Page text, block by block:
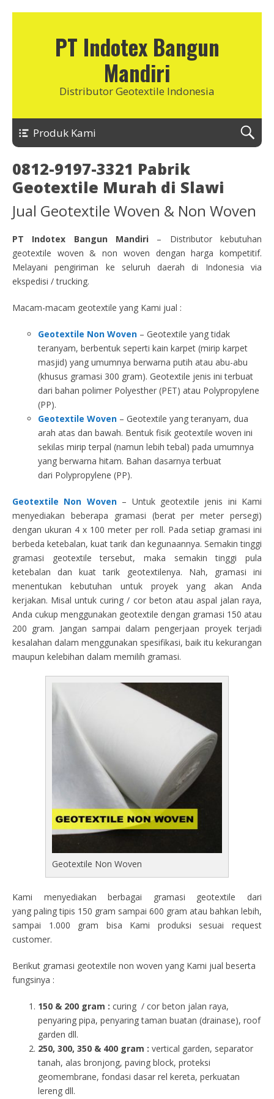
PT Indotex Bangun
Mandiri
Distributor Geotextile Indonesia
Produk Kami
0812-9197-3321 Pabrik
Geotextile Murah di Slawi
Jual Geotextile Woven & Non Woven
PT Indotex Bangun Mandiri – Distributor kebutuhan
geotextile woven & non woven dengan harga kompetitif.
Melayani pengiriman ke seluruh daerah di Indonesia via
ekspedisi / trucking.
Macam-macam geotextile yang Kami jual :
Geotextile Non Woven – Geotextile yang tidak
teranyam, berbentuk seperti kain karpet (mirip karpet
masjid) yang umumnya berwarna putih atau abu-abu
(khusus gramasi 300 gram). Geotextile jenis ini terbuat
dari bahan polimer Polyesther (PET) atau Polypropylene
(PP).
Geotextile Woven – Geotextile yang teranyam, dua
arah atas dan bawah. Bentuk fisik geotextile woven ini
sekilas mirip terpal (namun lebih tebal) pada umumnya
yang berwarna hitam. Bahan dasarnya terbuat
dari Polypropylene (PP).
Geotextile Non Woven– Untuk geotextile jenis ini Kami
menyediakan beberapa gramasi (berat per meter persegi)
dengan ukuran 4 x 100 meter per roll. Pada setiap gramasi ini
berbeda ketebalan, kuat tarik dan kegunaannya. Semakin tinggi
gramasi geotextile tersebut, maka semakin tinggi pula
ketebalan dan kuat tarik geotextilenya. Nah, gramasi ini
menentukan kebutuhan untuk proyek yang akan Anda
kerjakan. Misal untuk curing / cor beton atau aspal jalan raya,
Anda cukup menggunakan geotextile dengan gramasi 150 atau
200 gram. Jangan sampai dalam pengerjaan proyek terjadi
kesalahan dalam menggunakan spesifikasi, baik itu kekurangan
maupun kelebihan dalam memilih gramasi.
Geotextile Non Woven
Kami menyediakan berbagai gramasi geotextile dari
yang paling tipis 150 gram sampai 600 gram atau bahkan lebih,
sampai 1.000 gram bisa Kami produksi sesuai request
customer.
Berikut gramasi geotextile non woven yang Kami jual beserta
fungsinya :
150 & 200 gram : curing / cor beton jalan raya,
penyaring pipa, penyaring taman buatan (drainase), roof
garden dll.
250, 300, 350 & 400 gram : vertical garden, separator
tanah, alas bronjong, paving block, proteksi
geomembrane, fondasi dasar rel kereta, perkuatan
lereng dll.